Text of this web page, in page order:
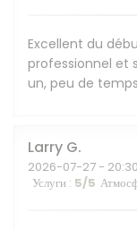
Excellent du
professionnel et
un, peu de
Larry G
2026-07-27 -
Услуги : 5/5